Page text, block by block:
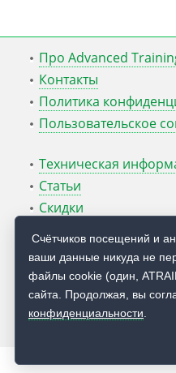
Про Advanced
Контакты
Политика
Пользовательское
Техническая
Статьи
Скидки
Блог Руслана
© 2009 — 2026
Счётчиков посещений и
ваши данные никуда не
файлы cookie (один,
сайта. Продолжая, вы
конфиденциальности